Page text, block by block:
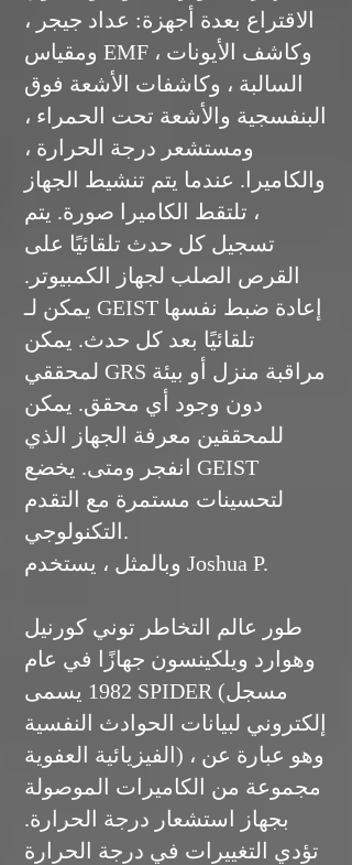
الاقتراع بعدة أجهزة: عداد جيجر ،
ومقياس EMF ، وكاشف الأيونات
السالبة ، وكاشفات الأشعة فوق
البنفسجية والأشعة تحت الحمراء ،
ومستشعر درجة الحرارة ،
والكاميرا. عندما يتم تنشيط الجهاز
، تلتقط الكاميرا صورة. يتم
تسجيل كل حدث تلقائيًا على
القرص الصلب لجهاز الكمبيوتر.
يمكن لـ GEIST إعادة ضبط نفسها
تلقائيًا بعد كل حدث. يمكن
لمحققي GRS مراقبة منزل أو بيئة
دون وجود أي محقق. يمكن
للمحققين معرفة الجهاز الذي
انفجر ومتى. يخضع GEIST
لتحسينات مستمرة مع التقدم
التكنولوجي.
وبالمثل ، يستخدم Joshua P.
طور عالم التخاطر توني كورنيل
وهوارد ويلكينسون جهازًا في عام
1982 يسمى SPIDER (مسجل
إلكتروني لبيانات الحوادث النفسية
الفيزيائية العفوية) ، وهو عبارة عن
مجموعة من الكاميرات الموصولة
بجهاز استشعار درجة الحرارة.
تؤدي التغييرات في درجة الحرارة